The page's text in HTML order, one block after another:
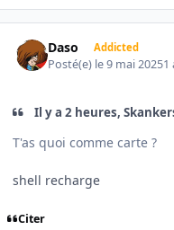
Daso Addicted
Posté(e) le 9 mai 20251
Il y a 2 heures,
T'as quoi comme carte ?
shell recharge
Citer